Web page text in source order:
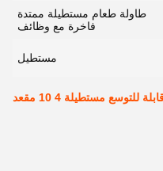
طاولة طعام مستطيلة ممتدة
فاخرة مع وظائف
مستطيل
مستطيلة 4 10 مقعد